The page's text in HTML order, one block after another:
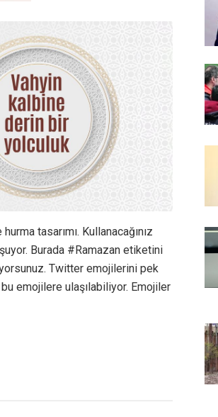
tasarımı. Kullanacağınız
Burada #Ramazan etiketini
Twitter emojilerini pek
emojilere ulaşılabiliyor. Emojiler